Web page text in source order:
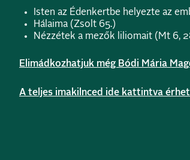
Isten az Édenkertbe helyezte az
Hálaima (Zsolt 65.)
Nézzétek a mezők liliomait (Mt 6,
Elimádkozhatjuk még Bódi Mária
A teljes imakilnced ide kattintva